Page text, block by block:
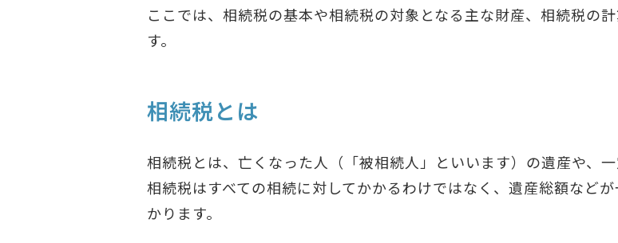
ここでは、相続税の基本や相続税の対象となる主な財産、相続税の
す。
相続税とは
相続税とは、亡くなった人（「被相続人」といいます）の遺産や、
相続税はすべての相続に対してかかるわけではなく、遺産総額など
かります。